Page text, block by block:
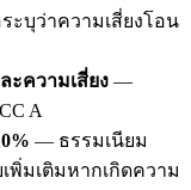
ะบุว่าความเสี่ยงโอน
ะความเสี่ยง —
A
— ธรรมเนียม
พิ่มเติมหากเกิดความ